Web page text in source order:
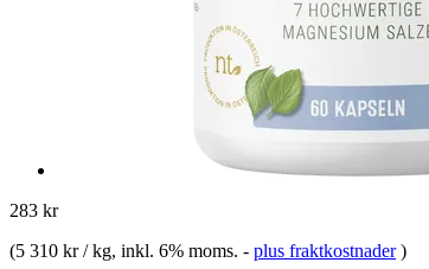
283 kr
(5 310 kr / kg, inkl. 6% moms. - plus fraktkostnader )